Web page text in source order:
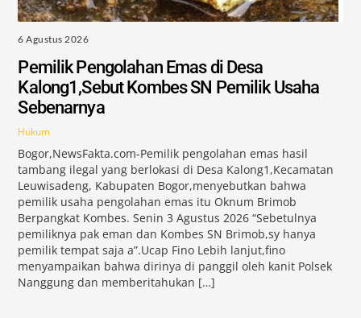
6 Agustus 2026
Pemilik Pengolahan Emas di Desa
Kalong1,Sebut Kombes SN Pemilik Usaha
Sebenarnya
Hukum
Bogor,NewsFakta.com-Pemilik pengolahan emas hasil
tambang ilegal yang berlokasi di Desa Kalong1,Kecamatan
Leuwisadeng, Kabupaten Bogor,menyebutkan bahwa
pemilik usaha pengolahan emas itu Oknum Brimob
Berpangkat Kombes. Senin 3 Agustus 2026 “Sebetulnya
pemiliknya pak eman dan Kombes SN Brimob,sy hanya
pemilik tempat saja a”.Ucap Fino Lebih lanjut,fino
menyampaikan bahwa dirinya di panggil oleh kanit Polsek
Nanggung dan memberitahukan […]